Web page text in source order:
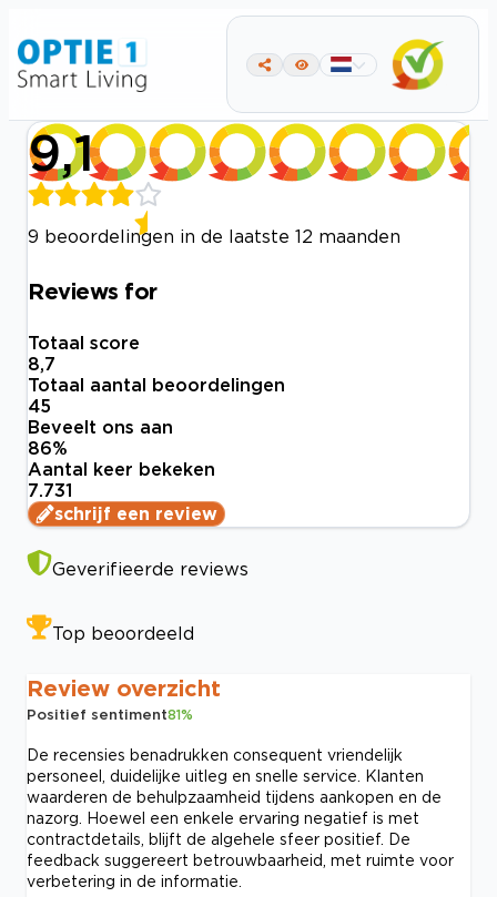
9,1
9 beoordelingen in de laatste 12 maanden
Reviews for
Totaal score
8,7
Totaal aantal beoordelingen
45
Beveelt ons aan
86%
Aantal keer bekeken
7.731
schrijf een review
Geverifieerde reviews
Top beoordeeld
Review overzicht
Positief sentiment81%
De recensies benadrukken consequent vriendelijk
personeel, duidelijke uitleg en snelle service. Klanten
waarderen de behulpzaamheid tijdens aankopen en de
nazorg. Hoewel een enkele ervaring negatief is met
contractdetails, blijft de algehele sfeer positief. De
feedback suggereert betrouwbaarheid, met ruimte voor
verbetering in de informatie.